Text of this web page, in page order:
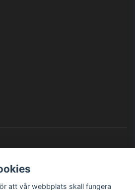
att vår webbplats skall fungera